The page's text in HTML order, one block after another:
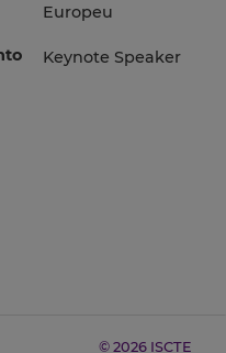
Europeu
Keynote Speaker
© 2026 ISCTE